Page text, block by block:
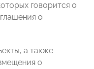
говорится о
о
а также
о